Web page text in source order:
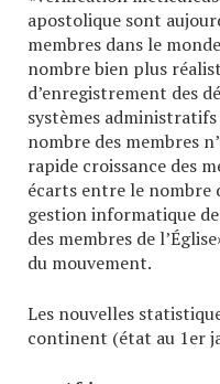
apostolique sont
membres dans le
nombre bien plus
d’enregistrement des
systèmes
nombre des membres
rapide croissance des
écarts entre le nombre
gestion informatique
des membres de
du mouvement.
Les nouvelles
continent (état au 1er